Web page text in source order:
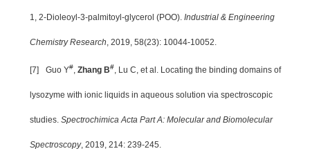
1, 2-Dioleoyl-3-palmitoyl-glycerol (POO). Industrial & Engineering
Chemistry Research, 2019, 58(23): 10044-10052.
[7] Guo Y#, Zhang B#, Lu C, et al. Locating the binding domains of
lysozyme with ionic liquids in aqueous solution via spectroscopic
studies. Spectrochimica Acta Part A: Molecular and Biomolecular
Spectroscopy, 2019, 214: 239-245.